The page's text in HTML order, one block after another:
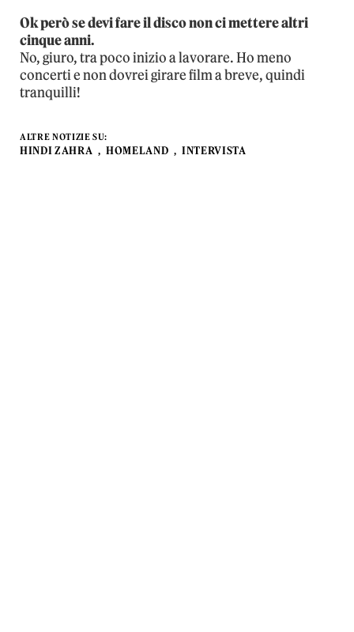
Ok però se devi fare il disco non ci mettere altri
cinque anni.
No, giuro, tra poco inizio a lavorare. Ho meno
concerti e non dovrei girare film a breve, quindi
tranquilli!
ALTRE NOTIZIE SU:
HINDI ZAHRA HOMELAND INTERVISTA